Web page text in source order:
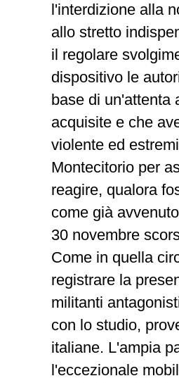
l'interdizione alla
allo stretto
il regolare
dispositivo le
base di un'attenta
acquisite e che
violente ed
Montecitorio per
reagire, qualora
come già
30 novembre
Come in quella
registrare la
militanti
con lo studio,
italiane. L'ampia
l'eccezionale